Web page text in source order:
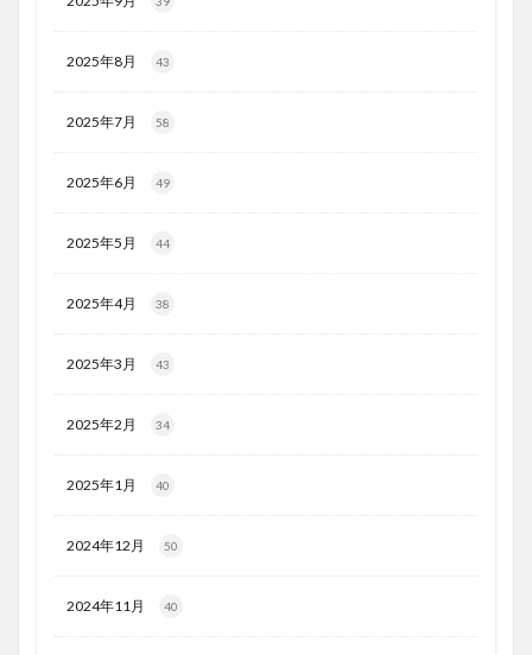
2025年8月 43
2025年7月 58
2025年6月 49
2025年5月 44
2025年4月 38
2025年3月 43
2025年2月 34
2025年1月 40
2024年12月 50
2024年11月 40